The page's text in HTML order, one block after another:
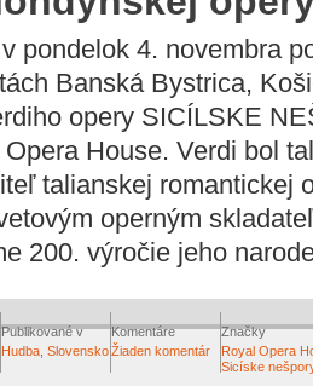
pondelok 4. novembra
Banská Bystrica,
opery SICÍLSKE
House. Verdi bol
talianskej romantickej
operným
200. výročie jeho
Publikované v
Hudba Slovensko
Komentáre
Žiaden komentár
Značky
Royal Opera
Sicíske